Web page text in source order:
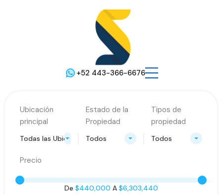
+52 443-366-6676
Ubicación
principal
Todas las Ubicaciones
Estado de la
Propiedad
Todos
Tipos de
propiedad
Todos
Precio
De $440,000 A $6,303,440